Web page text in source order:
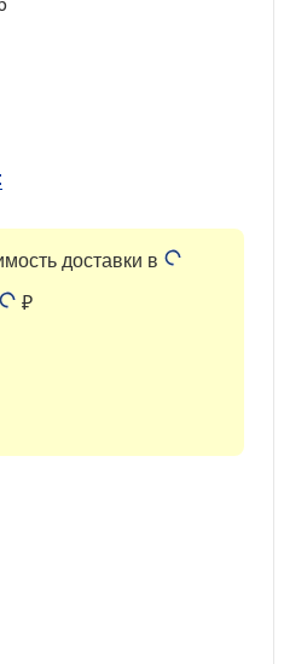
доставки в
₽